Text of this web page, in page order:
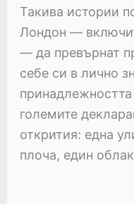
Такива истории
Лондон —
— да превърнат
себе си в лично
принадлежността
големите
открития: една
плоча, един